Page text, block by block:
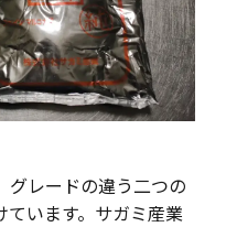
グレードの違う二つの
ています。サガミ産業